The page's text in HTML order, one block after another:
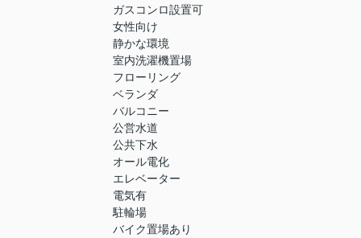
ガスコンロ設置可
女性向け
静かな環境
室内洗濯機置場
フローリング
ベランダ
バルコニー
公営水道
公共下水
オール電化
エレベーター
電気有
駐輪場
バイク置場あり